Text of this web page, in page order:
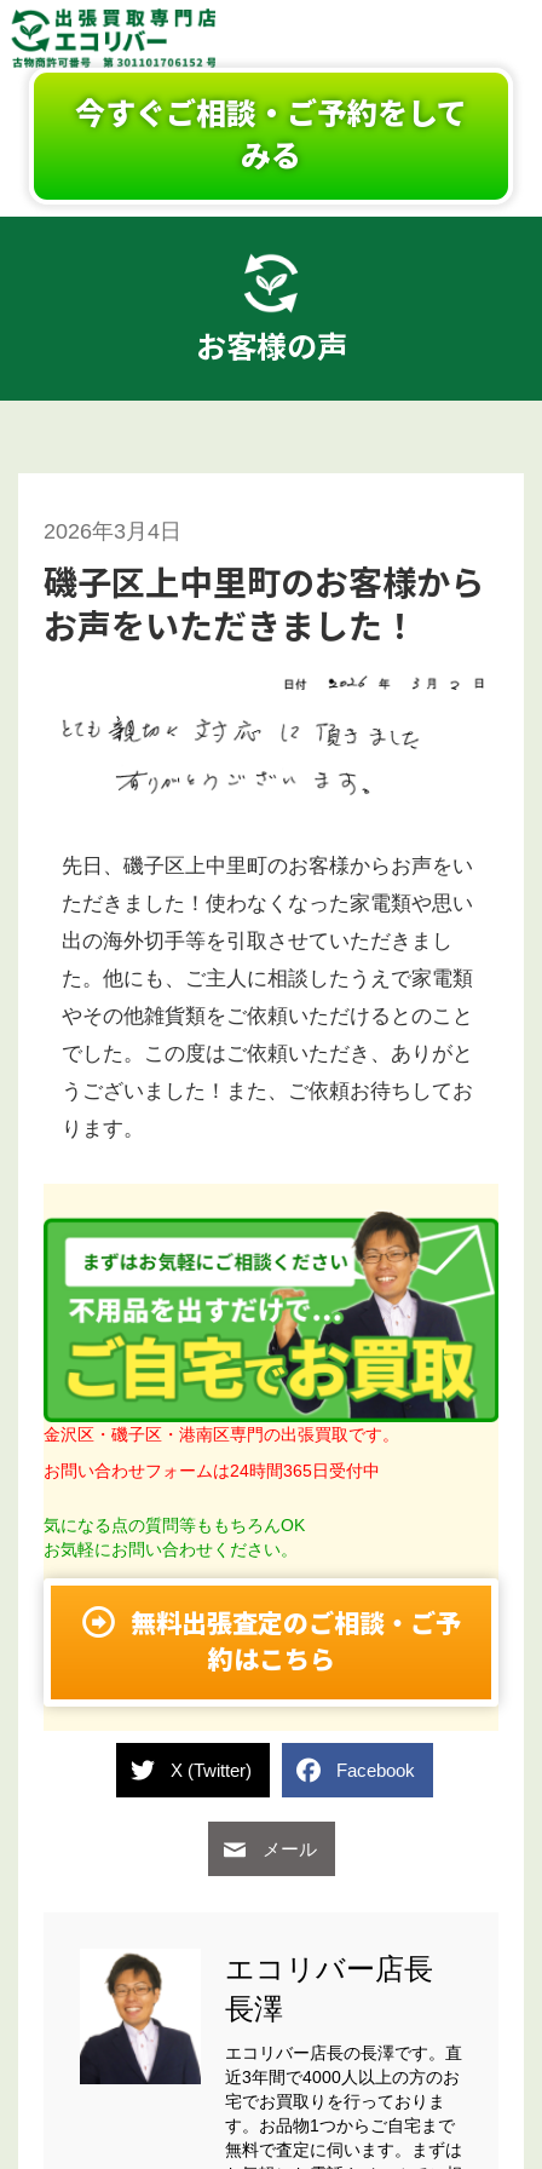
今すぐご相談・ご予約をして
みる
お客様の声
2026年3月4日
磯子区上中里町のお客様から
お声をいただきました！
先日、磯子区上中里町のお客様からお声をい
ただきました！使わなくなった家電類や思い
出の海外切手等を引取させていただきまし
た。他にも、ご主人に相談したうえで家電類
やその他雑貨類をご依頼いただけるとのこと
でした。この度はご依頼いただき、ありがと
うございました！また、ご依頼お待ちしてお
ります。
金沢区・磯子区・港南区専門の出張買取です。
お問い合わせフォームは24時間365日受付中
気になる点の質問等ももちろんOK
お気軽にお問い合わせください。
無料出張査定のご相談・ご予
約はこちら
X (Twitter) Facebook
メール
エコリバー店長
長澤
エコリバー店長の長澤です。直
近3年間で4000人以上の方のお
宅でお買取りを行っておりま
す。お品物1つからご自宅まで
無料で査定に伺います。まずは